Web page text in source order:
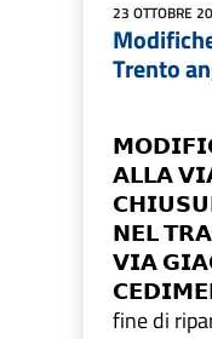
23 OTTOBRE
Trento
𝗔𝗟𝗟𝗔
𝗡𝗘𝗟
𝗩𝗜𝗔
fine di